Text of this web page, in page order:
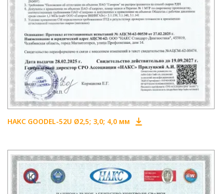
НАКС GOODEL-52U Ø2,5; 3,0; 4,0 мм